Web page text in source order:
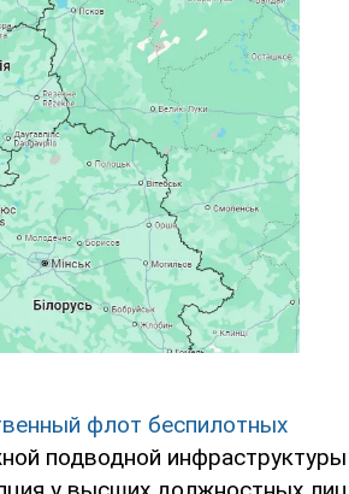
флот беспилотных
подводной инфраструктуры